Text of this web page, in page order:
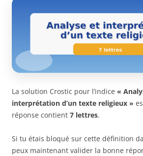
La solution Crostic pour l’indice «
interprétation d’un texte religieux »
réponse contient 7 lettres.
Si tu étais bloqué sur cette définition
peux maintenant valider la bonne